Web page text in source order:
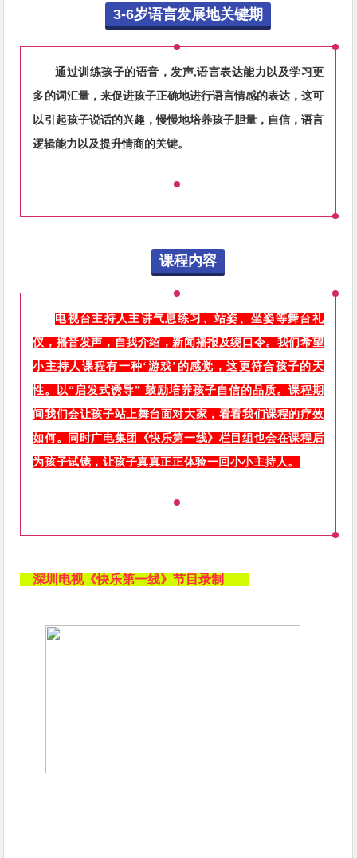
3-6岁语言发展地关键期
通过训练孩子的语音，发声,语言表达能力以及学习更
多的词汇量，来促进孩子正确地进行语言情感的表达 ，这可
以引起孩子说话的兴趣，慢慢地培养孩子胆量，自信，语言
逻辑能力以及提升情商的关键。
课程内容
电视台主持人主讲气息练习、站姿、坐姿等舞台礼
仪，播音发声，自我介绍，新闻播报及绕口令。我们希望
小主持人课程有一种‘游戏’的感觉，这更符合孩子的天
性。以“启发式诱导” 鼓励培养孩子自信的品质。课程期
间我们会让孩子站上舞台面对大家，看看我们课程的疗效
如何。同时广电集团《快乐第一线》栏目组也会在课程后
为孩子试镜，让孩子真真正正体验一回小小主持人。
深圳电视《快乐第一线》节目录制